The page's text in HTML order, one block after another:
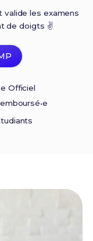
valide les examens
dedoigts ✌️
Officiel